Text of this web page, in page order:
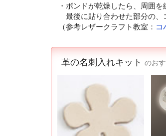
・ボンドが乾燥したら、周囲を
最後に貼り合わせた部分の
（参考レザークラフト教室： コ
革の名刺入れキット のお